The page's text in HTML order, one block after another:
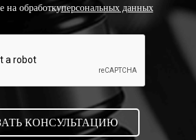
на обработкуперсональных данных